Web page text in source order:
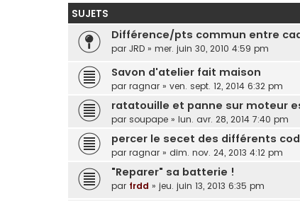
SUJETS
Différence/pts commun entre
par JRD » mer. juin 30, 2010 4:59 pm
Savon d'atelier fait maison
par ragnar » ven. sept. 12, 2014 6:32 pm
ratatouille et panne sur moteur
par soupape » lun. avr. 28, 2014 7:40 pm
percer le secet des différents
par ragnar » dim. nov. 24, 2013 4:12 pm
"Reparer" sa batterie !
par frdd » jeu. juin 13, 2013 6:35 pm